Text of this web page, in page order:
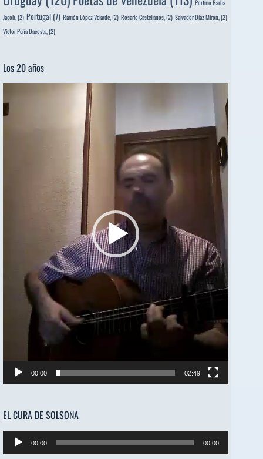
Porfirio Barba
Jacob, (2) Portugal (7) Ramón López Velarde, (2) Rosario Castellanos, (2) Salvador Díaz Mirón, (2)
Víctor Peña Dacosta, (2)
Los 20 años
de
vídeo
00:00 02:49
EL CURA DE SOLSONA
Reproductor
de
00:00 00:00